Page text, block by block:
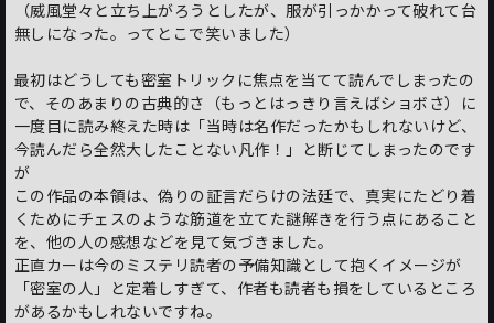
（威風堂々と立ち上がろうとしたが、服が引っかかって破れて台
無しになった。ってとこで笑いました）
最初はどうしても密室トリックに焦点を当てて読んでしまったの
で、そのあまりの古典的さ（もっとはっきり言えばショボさ）に
一度目に読み終えた時は「当時は名作だったかもしれないけど、
今読んだら全然大したことない凡作！」と断じてしまったのです
が
この作品の本領は、偽りの証言だらけの法廷で、真実にたどり着
くためにチェスのような筋道を立てた謎解きを行う点にあること
を、他の人の感想などを見て気づきました。
正直カーは今のミステリ読者の予備知識として抱くイメージが
「密室の人」と定着しすぎて、作者も読者も損をしているところ
があるかもしれないですね。